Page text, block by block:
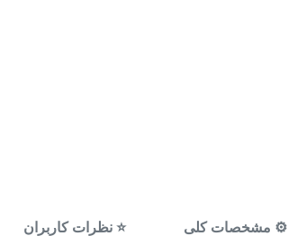
⚙️ مشخصات کلی ⭐ نظرات کاربران